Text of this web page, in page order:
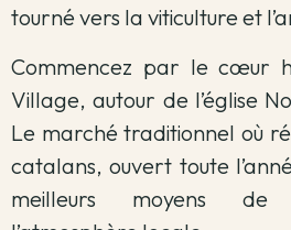
tourné vers la viticulture et
Commencez par le cœur
Village, autour de l’église
Le marché traditionnel où
catalans, ouvert toute
meilleurs moyens de